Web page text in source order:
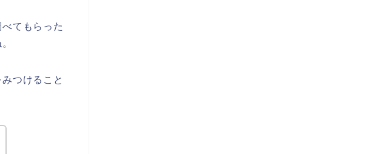
てもらった
つけること